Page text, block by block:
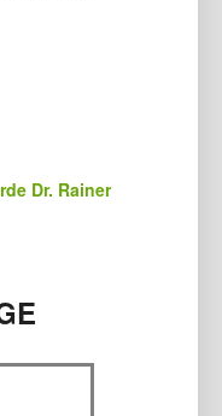
Dr. Rainer